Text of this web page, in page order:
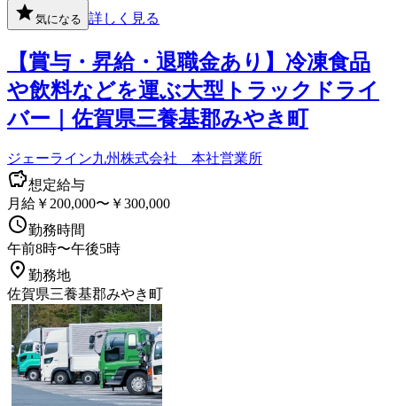
気になる 詳しく見る
【賞与・昇給・退職金あり】冷凍食品
や飲料などを運ぶ大型トラックドライ
バー｜佐賀県三養基郡みやき町
ジェーライン九州株式会社 本社営業所
想定給与
月給￥200,000〜￥300,000
勤務時間
午前8時〜午後5時
勤務地
佐賀県三養基郡みやき町